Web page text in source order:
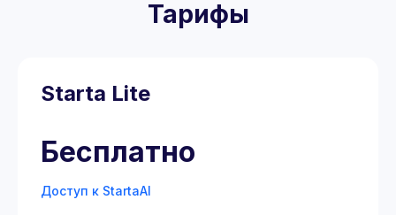
Тарифы
Starta Lite
Бесплатно
Доступ к StartaAI